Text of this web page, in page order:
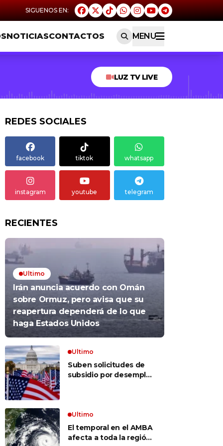
NOTICIASCONTACTOS MENU
LUZ TV LIVE
REDES SOCIALES
facebook tiktok whatsapp
instagram youtube telegram
RECIENTES
Ultimo
Irán anuncia acuerdo con Omán
sobre Ormuz, pero avisa que su
reapertura dependerá de lo que
haga Estados Unidos
Ultimo
Suben solicitudes de
subsidio por desempleo
Ultimo
El temporal en el AMBA
afecta a toda la región: